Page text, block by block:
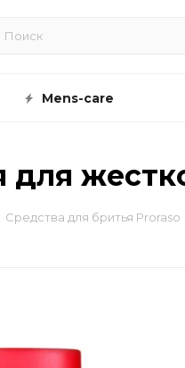
Mens-care
для
Средства для бритья Proraso